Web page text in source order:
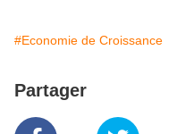
#Economie de Croissance
Partager